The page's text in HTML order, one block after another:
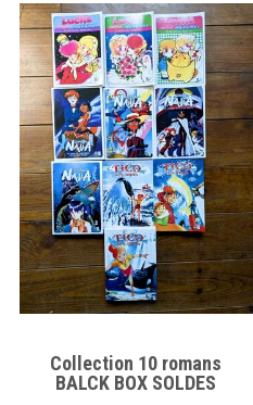
Collection 10 romans
BALCK BOX SOLDES